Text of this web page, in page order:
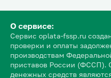
О сервисе:
Сервис oplata-fssp.ru
проверки и оплаты
производствам
приставов России (ФССП).
денежных средств